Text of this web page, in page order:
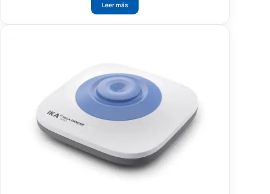
Leer más